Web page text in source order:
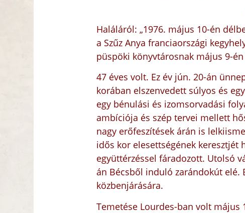
Haláláról: „1976. május 10-én
a Szűz Anya franciaországi
püspöki könyvtárosnak május 9-
47 éves volt. Ez év jún. 20-án
korában elszenvedett súlyos és
egy bénulási és izomsorvadási
ambíciója és szép tervei mellett
nagy erőfeszítések árán is
idős kor elesettségének
együttérzéssel fáradozott. Utolsó
án Bécsből induló zarándokút elé.
közbenjárására.
Temetése Lourdes-ban volt